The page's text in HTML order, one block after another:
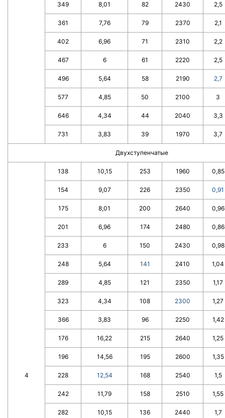
349 8,01 82 2430 2,5
361 7,76 79 2370 2,1
402 6,96 71 2310 2,2
467 6 61 2220 2,5
496 5,64 58 2190 2,7
577 4,85 50 2100 3
646 4,34 44 2040 3,3
731 3,83 39 1970 3,7
Двухступенчатые
4
138 10,15 253 1960 0,85
154 9,07 226 2350 0,91
175 8,01 200 2640 0,96
201 6,96 174 2480 0,86
233 6 150 2430 0,98
248 5,64 141 2410 1,04
289 4,85 121 2350 1,17
323 4,34 108 2300 1,27
366 3,83 96 2250 1,42
176 16,22 215 2640 1,25
196 14,56 195 2600 1,35
228 12,54 168 2540 1,5
242 11,79 158 2510 1,55
282 10,15 136 2440 1,7